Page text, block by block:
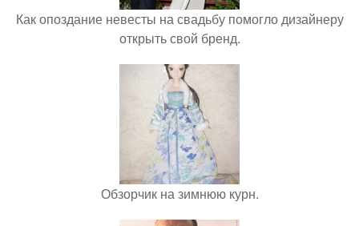
Как опоздание невесты на свадьбу помогло дизайнеру
открыть свой бренд.
Обзорчик на зимнюю курн.